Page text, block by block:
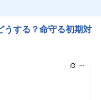
する？命守る初期対